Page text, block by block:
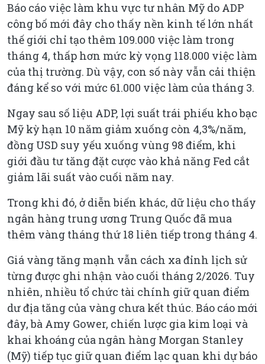
Báo cáo việc làm khu vực tư nhân Mỹ do ADP
công bố mới đây cho thấy nền kinh tế lớn nhất
thế giới chỉ tạo thêm 109.000 việc làm trong
tháng 4, thấp hơn mức kỳ vọng 118.000 việc làm
của thị trường. Dù vậy, con số này vẫn cải thiện
đáng kể so với mức 61.000 việc làm của tháng 3.
Ngay sau số liệu ADP, lợi suất trái phiếu kho bạc
Mỹ kỳ hạn 10 năm giảm xuống còn 4,3%/năm,
đồng USD suy yếu xuống vùng 98 điểm, khi
giới đầu tư tăng đặt cược vào khả năng Fed cắt
giảm lãi suất vào cuối năm nay.
Trong khi đó, ở diễn biến khác, dữ liệu cho thấy
ngân hàng trung ương Trung Quốc đã mua
thêm vàng tháng thứ 18 liên tiếp trong tháng 4.
Giá vàng tăng mạnh vẫn cách xa đỉnh lịch sử
từng được ghi nhận vào cuối tháng 2/2026. Tuy
nhiên, nhiều tổ chức tài chính giữ quan điểm
dư địa tăng của vàng chưa kết thúc. Báo cáo mới
đây, bà Amy Gower, chiến lược gia kim loại và
khai khoáng của ngân hàng Morgan Stanley
(Mỹ) tiếp tục giữ quan điểm lạc quan khi dự báo